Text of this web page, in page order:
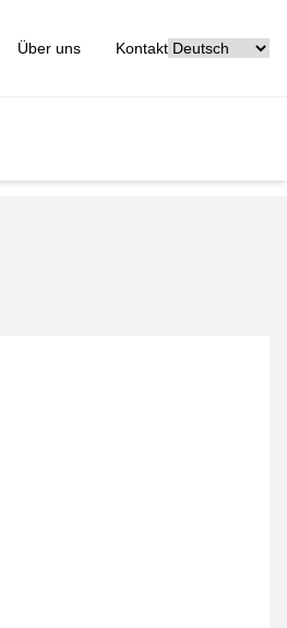
Über uns Kontakt